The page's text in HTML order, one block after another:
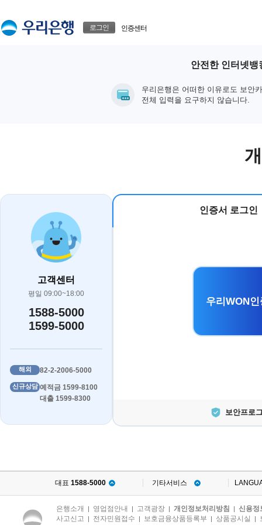
로그인 인증센터
안전한 인터넷뱅
우리은행은 어떠한 이유로도 보안
전체 입력을 요구하지 않습니다.
고객센터
평일 09:00~18:00
1588-5000
1599-5000
해외 82-2-2006-5000
신규상담 예적금 1599-8100
대출 1599-8300
인증서 로그인
우리WON
보안프로
대표 1588-5000 기타서비스
은행소개 | 영업점안내 | 고객광장 | 개인정보처리방침 | 신용정
사고신고 | 전자민원접수 | 보호금융상품등록부 | 상품공시실 |